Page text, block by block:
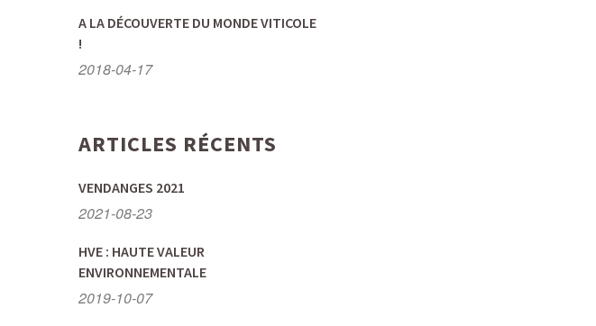
A LA DÉCOUVERTE DU MONDE VITICOLE
!
2018-04-17
ARTICLES RÉCENTS
VENDANGES 2021
2021-08-23
HVE : HAUTE VALEUR
ENVIRONNEMENTALE
2019-10-07